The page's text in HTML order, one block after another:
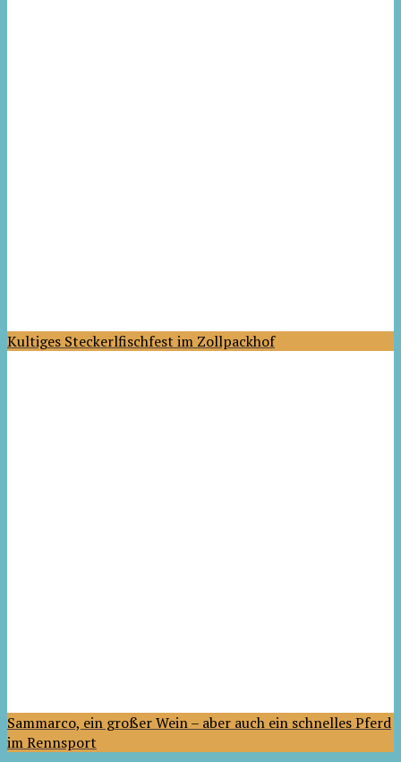
Kultiges Steckerlfischfest im Zollpackhof
Sammarco, ein großer Wein – aber auch ein schnelles Pferd
im Rennsport